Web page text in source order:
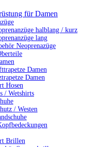
für Damen
halblang / kurz
lang
Neoprenazüge
Damen
Damen
Hosen
/ Wetshirts
/ Westen
Brillen